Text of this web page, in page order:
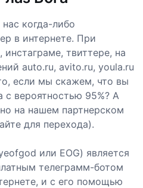
когда-либо
в интернете. При
твиттере, на
auto.ru, avito.ru, youla.ru
если мы скажем, что вы
с вероятностью 95%? А
на нашем партнерском
для перехода).
или EOG) является
телеграмм-ботом
и с его помощью